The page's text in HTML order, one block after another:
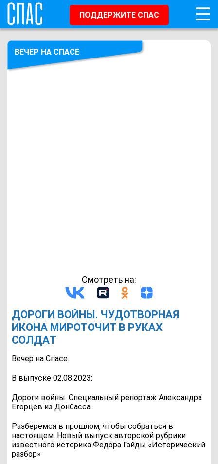
ПОДДЕРЖИТЕ СПАС
ВЕЧЕР НА СПАСЕ
Смотреть на:
ДОРОГИ ВОЙНЫ. ЧУДОТВОРНАЯ
ИКОНА МИРОТОЧИТ В РУКАХ
СОЛДАТ
Вечер на Спасе.
В выпуске 02.08.2023:
Дороги войны. Специальный репортаж Александра
Егорцев из Донбасса.
Разберемся в прошлом, чтобы собраться в
настоящем. Новый выпуск авторской рубрики
известного историка Федора Гайды «Исторический
разбор»